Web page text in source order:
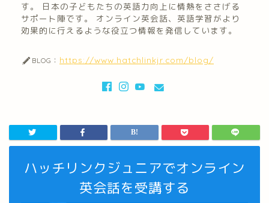
す。 日本の子どもたちの英語力向上に情熱をささげる
サポート陣です。 オンライン英会話、英語学習がより
効果的に行えるような役立つ情報を発信しています。
BLOG： https://www.hatchlinkjr.com/blog/
ハッチリンクジュニアでオンライン
英会話を受講する